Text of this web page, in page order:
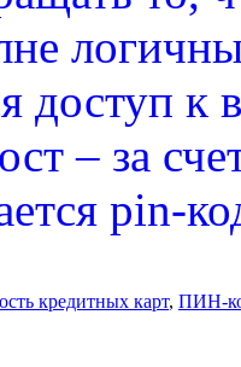
доступ к
– за
pin-
кредитных карт, ПИН-